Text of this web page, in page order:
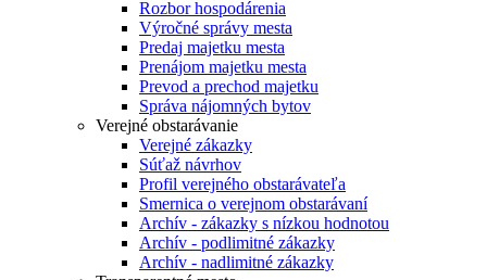
Rozbor hospodárenia
Výročné správy mesta
Predaj majetku mesta
Prenájom majetku mesta
Prevod a prechod majetku
Správa nájomných bytov
Verejné obstarávanie
Verejné zákazky
Súťaž návrhov
Profil verejného obstarávateľa
Smernica o verejnom obstarávaní
Archív - zákazky s nízkou hodnotou
Archív - podlimitné zákazky
Archív - nadlimitné zákazky